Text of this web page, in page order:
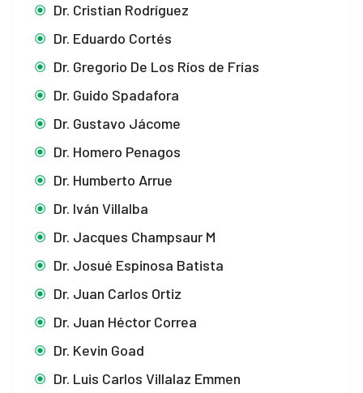
Dr. Cristian Rodríguez
Dr. Eduardo Cortés
Dr. Gregorio De Los Ríos de Frías
Dr. Guido Spadafora
Dr. Gustavo Jácome
Dr. Homero Penagos
Dr. Humberto Arrue
Dr. Iván Villalba
Dr. Jacques Champsaur M
Dr. Josué Espinosa Batista
Dr. Juan Carlos Ortiz
Dr. Juan Héctor Correa
Dr. Kevin Goad
Dr. Luis Carlos Villalaz Emmen